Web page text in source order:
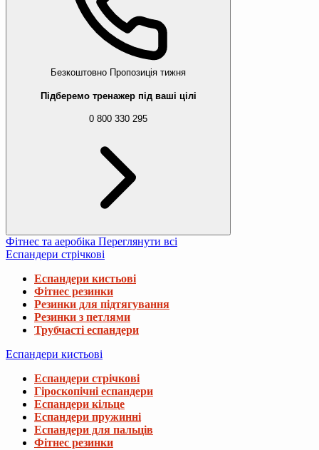
Безкоштовно Пропозиція тижня
Підберемо тренажер під ваші цілі
0 800 330 295
Фітнес та аеробіка Переглянути всі
Еспандери стрічкові
Еспандери кистьові
Фітнес резинки
Резинки для підтягування
Резинки з петлями
Трубчасті еспандери
Еспандери кистьові
Еспандери стрічкові
Гіроскопічні еспандери
Еспандери кільце
Еспандери пружинні
Еспандери для пальців
Фітнес резинки